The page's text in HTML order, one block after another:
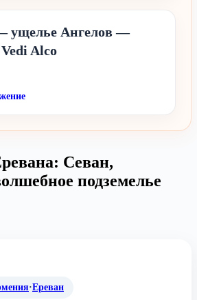
ущелье Ангелов —
Alco
Севан,
подземелье
·Ереван